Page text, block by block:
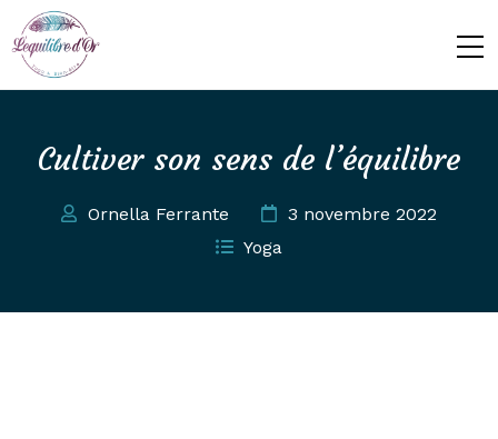
Cultiver son sens de l’équilibre
Ornella Ferrante
3 novembre 2022
Yoga